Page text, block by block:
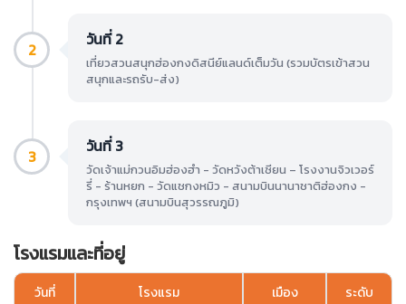
2 วันที่ 2
เที่ยวสวนสนุกฮ่องกงดิสนีย์แลนด์เต็มวัน (รวมบัตรเข้าสวน
สนุกและรถรับ-ส่ง)
3 วันที่ 3
วัดเจ้าแม่กวนอิมฮ่องฮำ - วัดหวังต้าเซียน – โรงงานจิวเวอร์
รี่ - ร้านหยก - วัดแชกงหมิว - สนามบินนานาชาติฮ่องกง -
กรุงเทพฯ (สนามบินสุวรรณภูมิ)
โรงแรมและที่อยู่
วันที่ โรงแรม เมือง ระดับ